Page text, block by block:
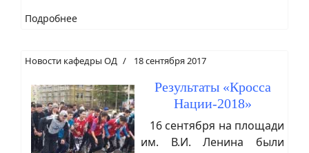
Подробнее
Новости кафедры ОД 18 сентября 2017
Результаты «Кросса
Нации-2018»
16 сентября на площади
им. В.И. Ленина были